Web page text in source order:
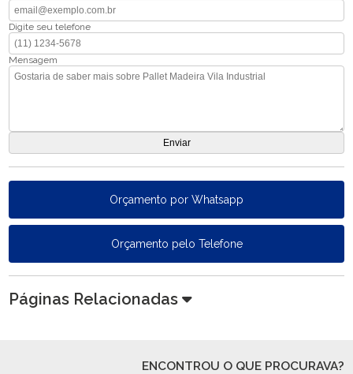
Digite seu telefone
Mensagem
Orçamento por Whatsapp
Orçamento pelo Telefone
Páginas Relacionadas
ENCONTROU O QUE PROCURAVA?